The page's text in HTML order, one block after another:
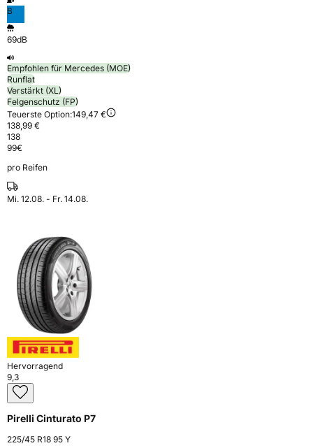
B
69dB
Empfohlen für Mercedes (MOE)
Runflat
Verstärkt (XL)
Felgenschutz (FP)
Teuerste Option:149,47 €
138,99 €
138
99€
pro Reifen
Mi. 12.08. - Fr. 14.08.
Hervorragend
9,3
Pirelli Cinturato P7
225/45 R18 95 Y